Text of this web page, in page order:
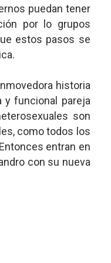
puedan tener
por lo grupos
estos pasos se
historia
y funcional pareja
son
como todos los
entran en
con su nueva